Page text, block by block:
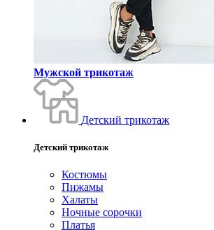
Мужской трикотаж
Детский трикотаж
Детский трикотаж
Костюмы
Пижамы
Халаты
Ночные сорочки
Платья